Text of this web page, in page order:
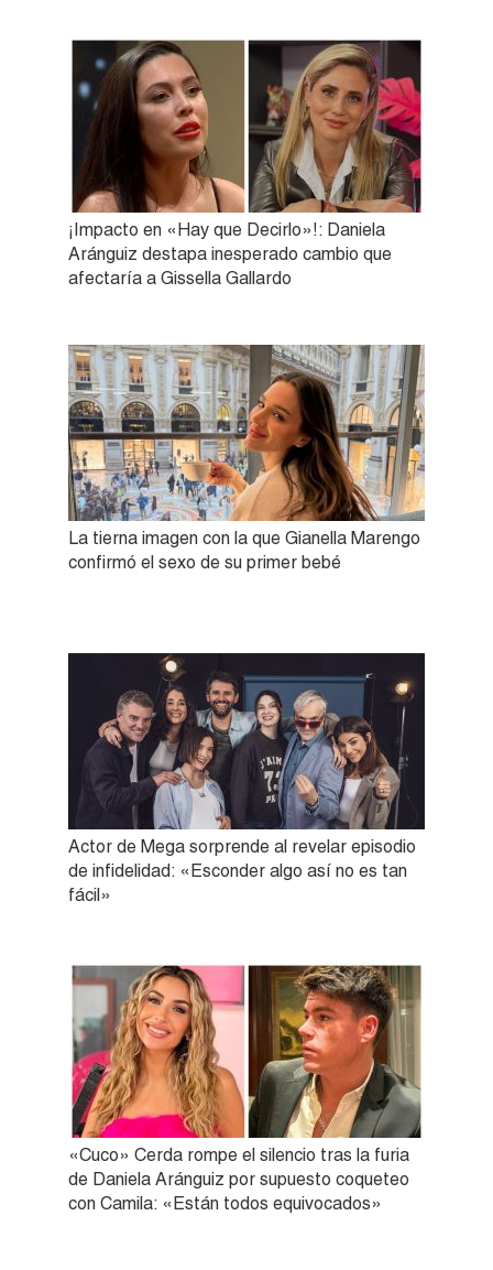
¡Impacto en «Hay que Decirlo»!: Daniela
Aránguiz destapa inesperado cambio que
afectaría a Gissella Gallardo
La tierna imagen con la que Gianella Marengo
confirmó el sexo de su primer bebé
Actor de Mega sorprende al revelar episodio
de infidelidad: «Esconder algo así no es tan
fácil»
«Cuco» Cerda rompe el silencio tras la furia
de Daniela Aránguiz por supuesto coqueteo
con Camila: «Están todos equivocados»